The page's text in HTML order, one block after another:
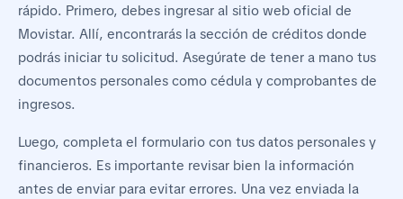
rápido. Primero, debes ingresar al sitio web oficial de
Movistar. Allí, encontrarás la sección de créditos donde
podrás iniciar tu solicitud. Asegúrate de tener a mano tus
documentos personales como cédula y comprobantes de
ingresos.
Luego, completa el formulario con tus datos personales y
financieros. Es importante revisar bien la información
antes de enviar para evitar errores. Una vez enviada la